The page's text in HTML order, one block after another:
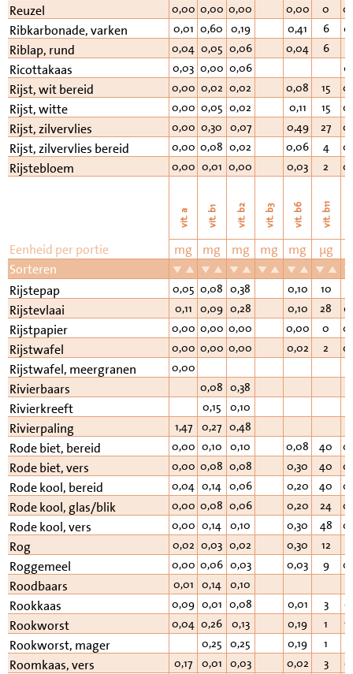
Reuzel
0,00 0,00 0,00 0,00 0
Ribkarbonade, varken 0,01 0,60 0,19 0,41 6
Riblap, rund 0,04 0,05 0,06 0,04 6
Ricottakaas 0,03 0,00 0,06
Rijst, wit bereid 0,00 0,02 0,02 0,08 15
Rijst, witte 0,00 0,05 0,02 0,11 15
Rijst, zilvervlies 0,00 0,30 0,07 0,49 27
Rijst, zilvervlies bereid 0,00 0,08 0,02 0,06 4
Rijstebloem 0,00 0,01 0,00 0,03 2
vit. a vit. b1 vit. b2 vit. b3 vit. b6 vit. b11
Eenheid per portie mg mg mg mg mg µg
Sorteren
Rijstepap
0,05 0,08 0,38 0,10 10
Rijstevlaai 0,11 0,09 0,28 0,10 28
Rijstpapier 0,00 0,00 0,00 0,00 0
Rijstwafel 0,00 0,00 0,00 0,02 2
Rijstwafel, meergranen 0,00
Rivierbaars 0,08 0,38
Rivierkreeft 0,15 0,10
Rivierpaling 1,47 0,27 0,48
Rode biet, bereid 0,00 0,10 0,10 0,08 40
Rode biet, vers 0,00 0,08 0,08 0,30 40
Rode kool, bereid 0,04 0,14 0,06 0,20 40
Rode kool, glas/blik 0,00 0,08 0,06 0,20 24
Rode kool, vers 0,00 0,14 0,10 0,30 48
Rog 0,02 0,03 0,02 0,30 12
Roggemeel 0,00 0,06 0,03 0,03 9
Roodbaars 0,01 0,14 0,10
Rookkaas 0,09 0,01 0,08 0,01 3
Rookworst 0,04 0,26 0,13 0,19 1
Rookworst, mager 0,25 0,25 0,19 1
Roomkaas, vers 0,17 0,01 0,03 0,02 3